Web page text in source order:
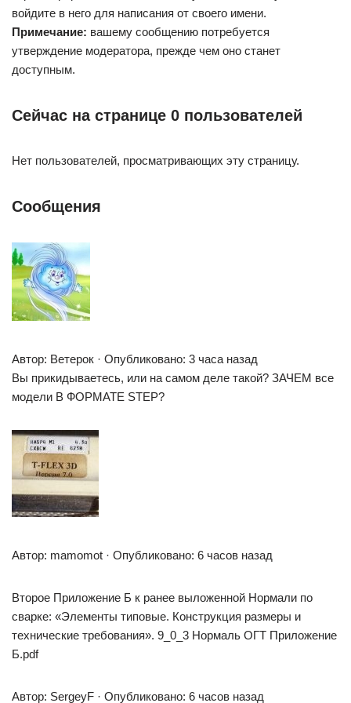
войдите в него для написания от своего имени.
Примечание: вашему сообщению потребуется
утверждение модератора, прежде чем оно станет
доступным.
Сейчас на странице 0 пользователей
Нет пользователей, просматривающих эту страницу.
Сообщения
Автор: Ветерок · Опубликовано: 3 часа назад
Вы прикидываетесь, или на самом деле такой? ЗАЧЕМ все
модели В ФОРМАТЕ STEP?
Автор: mamomot · Опубликовано: 6 часов назад
Второе Приложение Б к ранее выложенной Нормали по
сварке: «Элементы типовые. Конструкция размеры и
технические требования». 9_0_3 Нормаль ОГТ Приложение
Б.pdf
Автор: SergeyF · Опубликовано: 6 часов назад